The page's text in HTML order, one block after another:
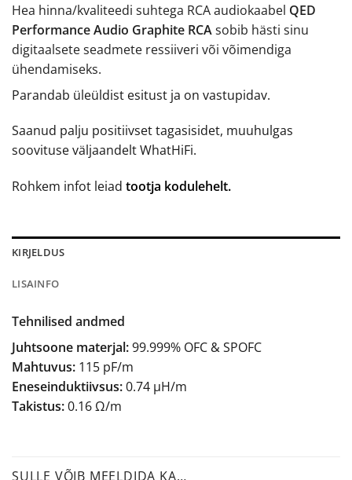
Hea hinna/kvaliteedi suhtega RCA audiokaabel QED
Performance Audio Graphite RCAsobib hästi sinu
digitaalsete seadmete ressiiveri või võimendiga
ühendamiseks.
Parandab üleüldist esitust ja on vastupidav.
Saanud palju positiivset tagasisidet, muuhulgas
soovituse väljaandelt WhatHiFi.
Rohkem infot leiad tootja kodulehelt.
KIRJELDUS
LISAINFO
Tehnilised andmed
Juhtsoone materjal:99.999% OFC & SPOFC
Mahtuvus: 115 pF/m
Eneseinduktiivsus:0.74 μH/m
Takistus:0.16 Ω/m
SULLE VÕIB MEELDIDA KA…